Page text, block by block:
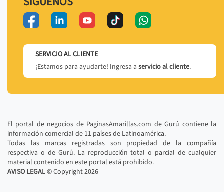
SERVICIO AL CLIENTE
¡Estamos para ayudarte! Ingresa a servicio al cliente.
El portal de negocios de PaginasAmarillas.com de Gurú contiene la
información comercial de 11 países de Latinoamérica.
Todas las marcas registradas son propiedad de la compañía
respectiva o de Gurú. La reproducción total o parcial de cualquier
material contenido en este portal está prohibido.
AVISO LEGAL© Copyright2026